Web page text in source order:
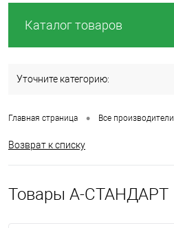
Каталог товаров
Уточните категорию:
Главная страница • Все производители
Возврат к списку
Товары А-СТАНДАРТ